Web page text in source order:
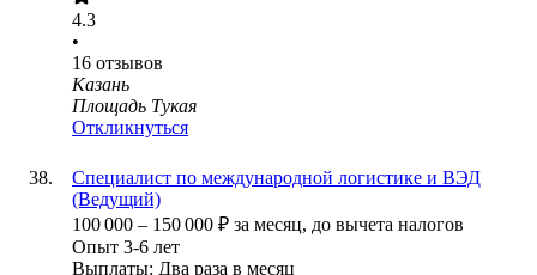
4.3
•
16 отзывов
Казань
Площадь Тукая
Откликнуться
Специалист по международной логистике и ВЭД
(Ведущий)
100 000 – 150 000 ₽ за месяц, до вычета налогов
Опыт 3-6 лет
Выплаты: Два раза в месяц